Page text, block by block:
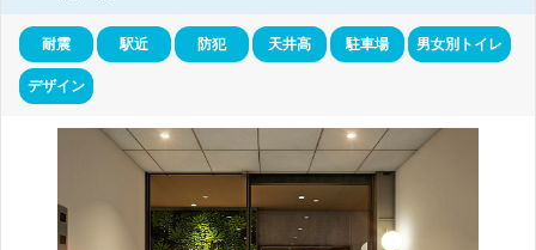
耐震 駅近 防犯 天井高 駐車場 男女別トイレ
デザイン